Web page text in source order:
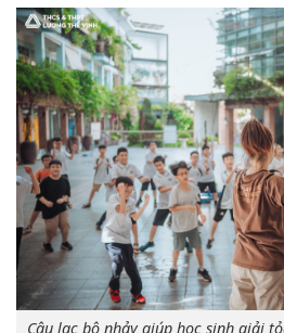
Câu lạc bộ nhảy giúp học sinh giải